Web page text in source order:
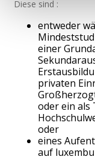
Diese sind :
entweder
einer
privaten
oder ein als
oder
eines
auf